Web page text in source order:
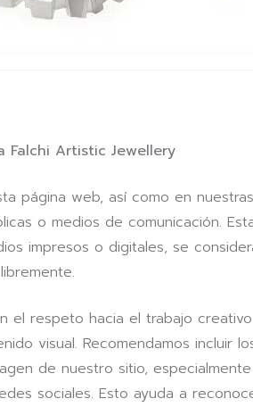
Falchi Artistic Jewellery
página web, así como en
o medios de comunicación.
impresos o digitales, se
el respeto hacia el trabajo
visual. Recomendamos incluir
de nuestro sitio,
sociales. Esto ayuda a